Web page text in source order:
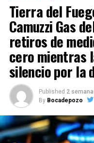
Tierra del
Camuzzi Gas
retiros de
cero mientras
silencio por la
Published 2
By Bocadepozo